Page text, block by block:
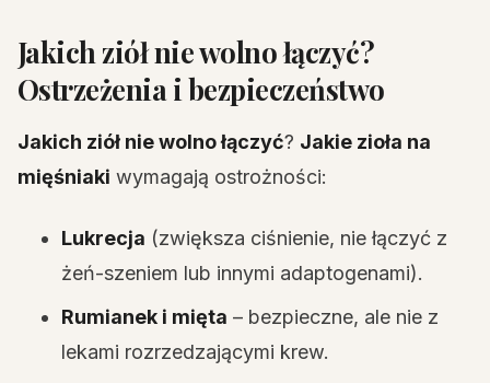
Jakich ziół nie wolno łączyć?
Ostrzeżenia i bezpieczeństwo
Jakich ziół nie wolno łączyć? Jakie zioła na
mięśniaki wymagają ostrożności:
Lukrecja (zwiększa ciśnienie, nie łączyć z
żeń-szeniem lub innymi adaptogenami).
Rumianek i mięta – bezpieczne, ale nie z
lekami rozrzedzającymi krew.